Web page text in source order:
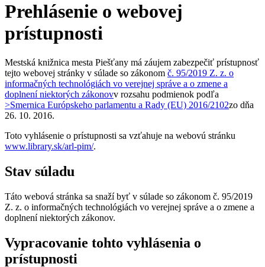
Prehlásenie o webovej
prístupnosti
Mestská knižnica mesta Piešťany má záujem zabezpečiť prístupnosť
tejto webovej stránky v súlade so zákonom č. 95/2019 Z. z. o
informačných technológiách vo verejnej správe a o zmene a
doplnení niektorých zákonovv rozsahu podmienok podľa
>Smernica Európskeho parlamentu a Rady (EU) 2016/2102zo dňa
26. 10. 2016.
Toto vyhlásenie o prístupnosti sa vzťahuje na webovú stránku
www.library.sk/arl-pim/.
Stav súladu
Táto webová stránka sa snaží byť v súlade so zákonom č. 95/2019
Z. z. o informačných technológiách vo verejnej správe a o zmene a
doplnení niektorých zákonov.
Vypracovanie tohto vyhlásenia o
prístupnosti